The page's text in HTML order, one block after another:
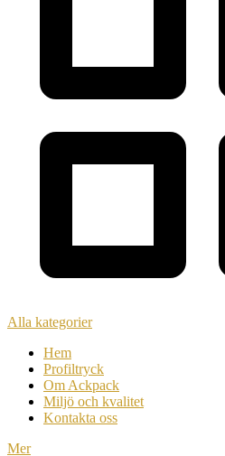
Alla kategorier
Hem
Profiltryck
Om Ackpack
Miljö och kvalitet
Kontakta oss
Mer